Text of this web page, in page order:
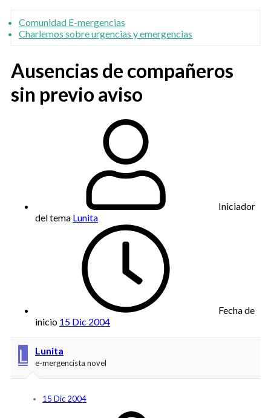
Comunidad E-mergencias
Charlemos sobre urgencias y emergencias
Ausencias de compañeros
sin previo aviso
Iniciador
del tema Lunita
Fecha de
inicio 15 Dic 2004
L Lunita
e-mergencista novel
15 Dic 2004